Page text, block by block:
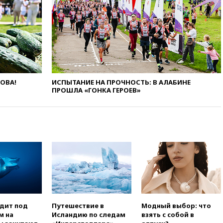
катера и лодки под Самарой
погибли два человека
10:27Движение по трассе
«Новороссия» восстановлено
09:55Силы ПВО перехватили
за утро 85 БПЛА над
территорией РФ
09:25Ильский НПЗ на Кубани
загорелся после падения
08:42
Силы ПВО сбили почти
400 БПЛА над российскими
регионами
08:16
Лукашенко призвал
белорусов покупать избы в
07:30
Нигерия стала
ИСПЫТАНИЕ НА ПРОЧНОСТЬ: В АЛАБИНЕ
ПРОШЛА «ГОНКА ГЕРОЕВ»
под
на
Путешествие в
Исландию по следам
Модный выбор: что
взять с собой в